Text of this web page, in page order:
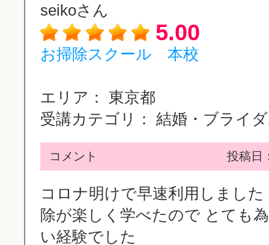
seikoさん
5.00
お掃除スクール 本校
エリア：
東京都
受講カテゴリ： 結婚・ブライ
コメント 投稿日
コロナ明けで早速利用しました
除が楽しく学べたので とても
い経験でした